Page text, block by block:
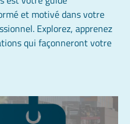
et motivé dans votre
Explorez, apprenez
qui façonneront votre